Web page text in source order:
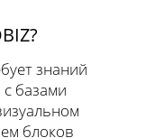
знаний
с базами
блоков